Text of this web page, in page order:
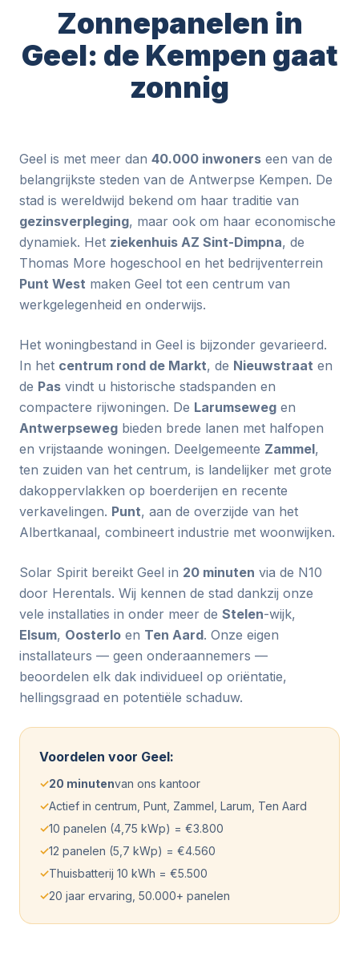
Zonnepanelen in
Geel: de Kempen gaat
zonnig
Geel is met meer dan 40.000 inwoners een van de
belangrijkste steden van de Antwerpse Kempen. De
stad is wereldwijd bekend om haar traditie van
gezinsverpleging, maar ook om haar economische
dynamiek. Het ziekenhuis AZ Sint-Dimpna, de
Thomas More hogeschool en het bedrijventerrein
Punt West maken Geel tot een centrum van
werkgelegenheid en onderwijs.
Het woningbestand in Geel is bijzonder gevarieerd.
In het centrum rond de Markt, de Nieuwstraat en
de Pas vindt u historische stadspanden en
compactere rijwoningen. De Larumseweg en
Antwerpseweg bieden brede lanen met halfopen
en vrijstaande woningen. Deelgemeente Zammel,
ten zuiden van het centrum, is landelijker met grote
dakoppervlakken op boerderijen en recente
verkavelingen. Punt, aan de overzijde van het
Albertkanaal, combineert industrie met woonwijken.
Solar Spirit bereikt Geel in 20 minuten via de N10
door Herentals. Wij kennen de stad dankzij onze
vele installaties in onder meer de Stelen-wijk,
Elsum, Oosterlo en Ten Aard. Onze eigen
installateurs — geen onderaannemers —
beoordelen elk dak individueel op oriëntatie,
hellingsgraad en potentiële schaduw.
Voordelen voor Geel:
✓20 minutenvan ons kantoor
✓Actief in centrum, Punt, Zammel, Larum, Ten Aard
✓10 panelen (4,75 kWp) = €3.800
✓12 panelen (5,7 kWp) = €4.560
✓Thuisbatterij 10 kWh = €5.500
✓20 jaar ervaring, 50.000+ panelen